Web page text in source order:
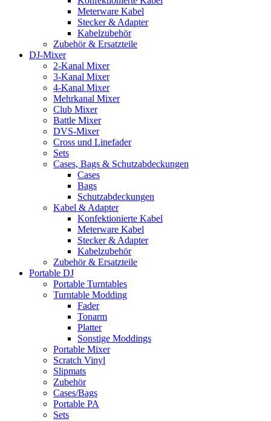
Meterware Kabel
Stecker & Adapter
Kabelzubehör
Zubehör & Ersatzteile
DJ-Mixer
2-Kanal Mixer
3-Kanal Mixer
4-Kanal Mixer
Mehrkanal Mixer
Club Mixer
Battle Mixer
DVS-Mixer
Cross und Linefader
Sets
Cases, Bags & Schutzabdeckungen
Cases
Bags
Schutzabdeckungen
Kabel & Adapter
Konfektionierte Kabel
Meterware Kabel
Stecker & Adapter
Kabelzubehör
Zubehör & Ersatzteile
Portable DJ
Portable Turntables
Turntable Modding
Fader
Tonarm
Platter
Sonstige Moddings
Portable Mixer
Scratch Vinyl
Slipmats
Zubehör
Cases/Bags
Portable PA
Sets